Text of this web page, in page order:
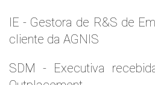
IE - Gestora de R&S de
cliente da AGNIS
SDM - Executiva